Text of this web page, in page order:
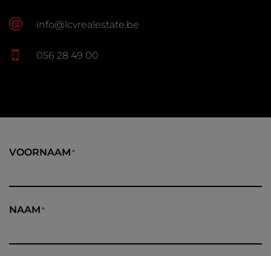
info@lcvrealestate.be
056 28 49 00
VOORNAAM
NAAM